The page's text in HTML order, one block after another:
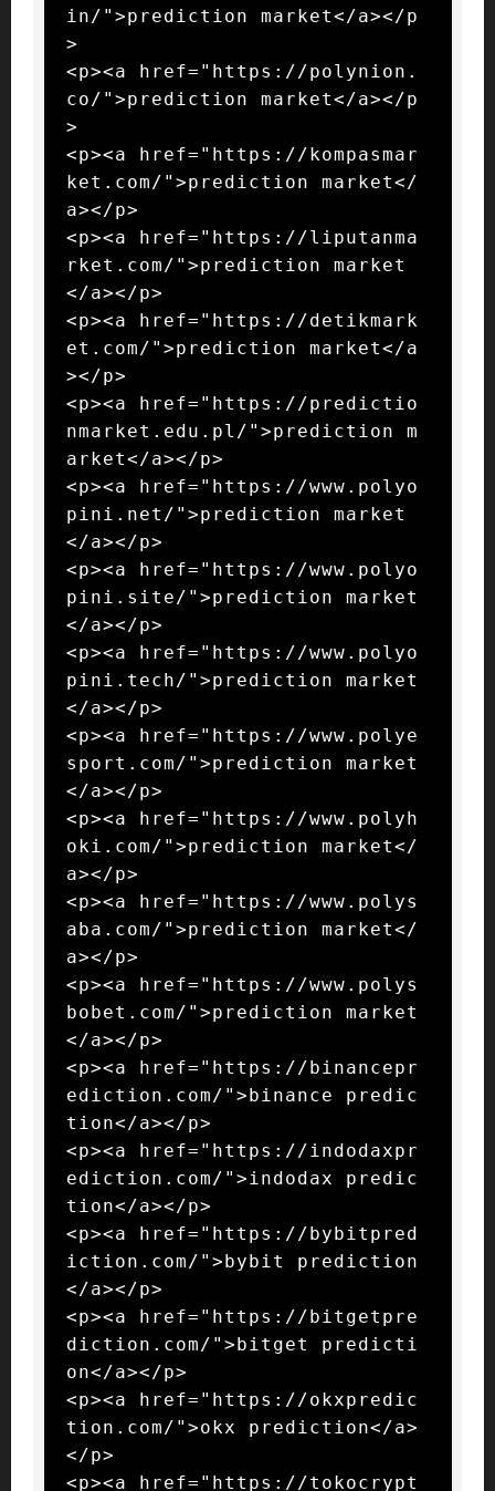
in/">prediction market</a></p
>
<p><a href="https://polynion.
co/">prediction market</a></p
>
<p><a href="https://kompasmar
ket.com/">prediction market</
a></p>
<p><a href="https://liputanma
rket.com/">prediction market
</a></p>
<p><a href="https://detikmark
et.com/">prediction market</a
></p>
<p><a href="https://predictio
nmarket.edu.pl/">prediction m
arket</a></p>
<p><a href="https://www.polyo
pini.net/">prediction market
</a></p>
<p><a href="https://www.polyo
pini.site/">prediction market
</a></p>
<p><a href="https://www.polyo
pini.tech/">prediction market
</a></p>
<p><a href="https://www.polye
sport.com/">prediction market
</a></p>
<p><a href="https://www.polyh
oki.com/">prediction market</
a></p>
<p><a href="https://www.polys
aba.com/">prediction market</
a></p>
<p><a href="https://www.polys
bobet.com/">prediction market
</a></p>
<p><a href="https://binancepr
ediction.com/">binance predic
tion</a></p>
<p><a href="https://indodaxpr
ediction.com/">indodax predic
tion</a></p>
<p><a href="https://bybitpred
iction.com/">bybit prediction
</a></p>
<p><a href="https://bitgetpre
diction.com/">bitget predicti
on</a></p>
<p><a href="https://okxpredic
tion.com/">okx prediction</a>
</p>
<p><a href="https://tokocrypt